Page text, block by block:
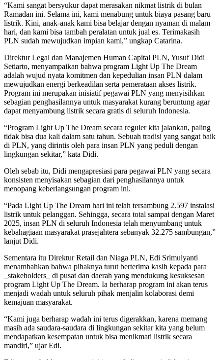
“Kami sangat bersyukur dapat merasakan nikmat listrik di bulan
Ramadan ini. Selama ini, kami menabung untuk biaya pasang baru
listrik. Kini, anak-anak kami bisa belajar dengan nyaman di malam
hari, dan kami bisa tambah peralatan untuk jual es. Terimakasih
PLN sudah mewujudkan impian kami,” ungkap Catarina.
Direktur Legal dan Manajemen Human Capital PLN, Yusuf Didi
Setiarto, menyampaikan bahwa program Light Up The Dream
adalah wujud nyata komitmen dan kepedulian insan PLN dalam
mewujudkan energi berkeadilan serta pemerataan akses listrik.
Program ini merupakan inisiatif pegawai PLN yang menyisihkan
sebagian penghasilannya untuk masyarakat kurang beruntung agar
dapat menyambung listrik secara gratis di seluruh Indonesia.
“Program Light Up The Dream secara reguler kita jalankan, paling
tidak bisa dua kali dalam satu tahun. Sebuah tradisi yang sangat baik
di PLN, yang dirintis oleh para insan PLN yang peduli dengan
lingkungan sekitar,” kata Didi.
Oleh sebab itu, Didi mengapresiasi para pegawai PLN yang secara
konsisten menyisakan sebagian dari penghasilannya untuk
menopang keberlangsungan program ini.
“Pada Light Up The Dream hari ini telah tersambung 2.597 instalasi
listrik untuk pelanggan. Sehingga, secara total sampai dengan Maret
2025, insan PLN di seluruh Indonesia telah menyumbang untuk
kebahagiaan masyarakat prasejahtera sebanyak 32.275 sambungan,”
lanjut Didi.
Sementara itu Direktur Retail dan Niaga PLN, Edi Srimulyanti
menambahkan bahwa pihaknya turut berterima kasih kepada para
_stakeholders_ di pusat dan daerah yang mendukung kesuksesan
program Light Up The Dream. Ia berharap program ini akan terus
menjadi wadah untuk seluruh pihak menjalin kolaborasi demi
kemajuan masyarakat.
“Kami juga berharap wadah ini terus digerakkan, karena memang
masih ada saudara-saudara di lingkungan sekitar kita yang belum
mendapatkan kesempatan untuk bisa menikmati listrik secara
mandiri,” ujar Edi.